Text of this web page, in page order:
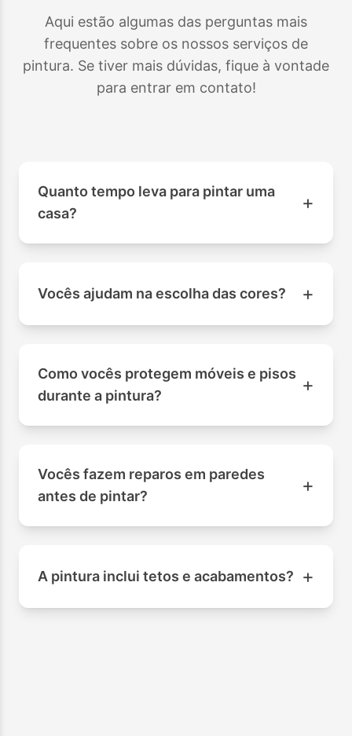
Aqui estão algumas das perguntas mais
frequentes sobre os nossos serviços de
pintura. Se tiver mais dúvidas, fique à vontade
para entrar em contato!
Quanto tempo leva para pintar uma
casa?
+
Vocês ajudam na escolha das cores? +
Como vocês protegem móveis e pisos
durante a pintura?
+
Vocês fazem reparos em paredes
antes de pintar?
+
A pintura inclui tetos e acabamentos? +